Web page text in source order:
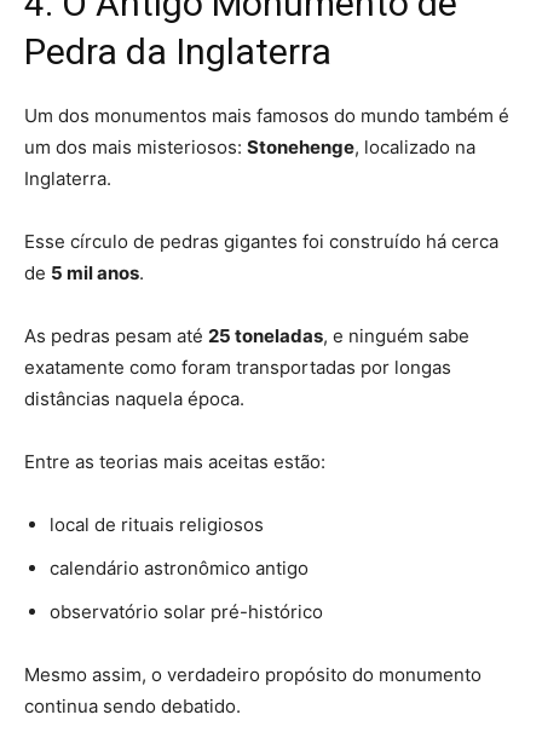
Pedra da Inglaterra
Um dos monumentos mais famosos do mundo também é
um dos mais misteriosos: Stonehenge, localizado na
Inglaterra.
Esse círculo de pedras gigantes foi construído há cerca
de 5 mil anos.
As pedras pesam até 25 toneladas, e ninguém sabe
exatamente como foram transportadas por longas
distâncias naquela época.
Entre as teorias mais aceitas estão:
local de rituais religiosos
calendário astronômico antigo
observatório solar pré-histórico
Mesmo assim, o verdadeiro propósito do monumento
continua sendo debatido.